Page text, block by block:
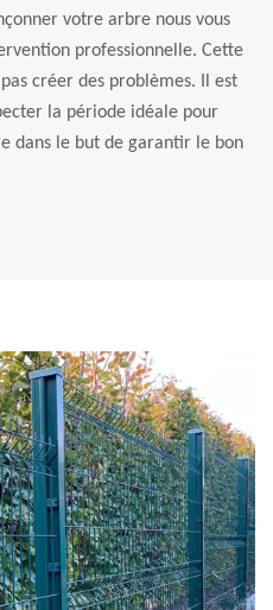
votre arbre nous vous
professionnelle. Cette
créer des problèmes. Il est
la période idéale pour
dans le but de garantir le bon